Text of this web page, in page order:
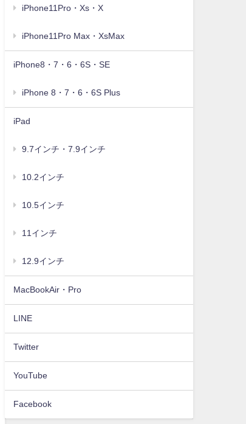
iPhone11Pro・Xs・X
iPhone11Pro Max・XsMax
iPhone8・7・6・6S・SE
iPhone 8・7・6・6S Plus
iPad
9.7インチ・7.9インチ
10.2インチ
10.5インチ
11インチ
12.9インチ
MacBookAir・Pro
LINE
Twitter
YouTube
Facebook